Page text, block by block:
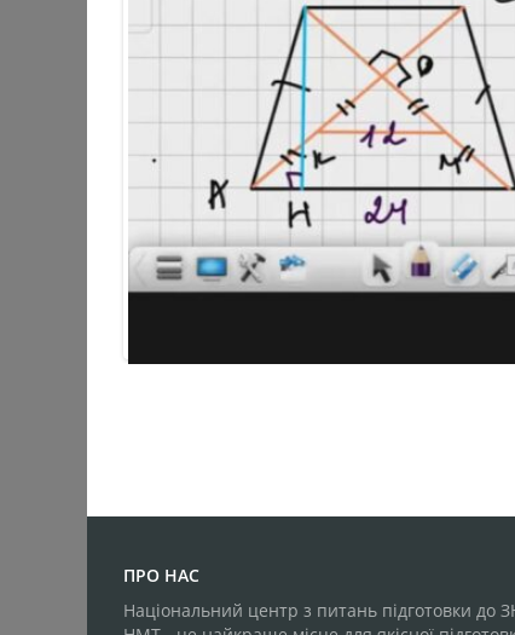
ПРО НАС
Національний центр з питань підготовки до